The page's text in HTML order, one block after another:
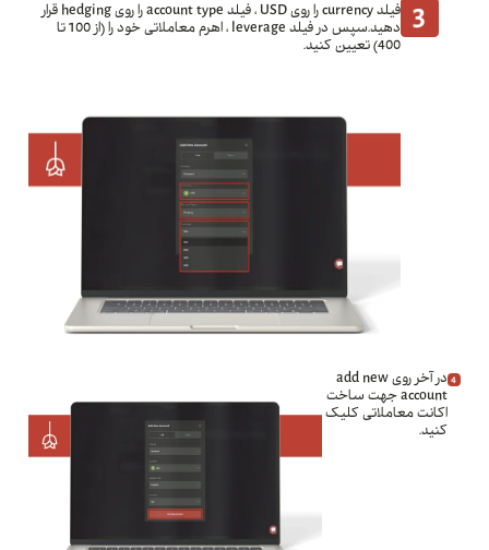
فیلد currency را روی USD ، فیلد account type را روی hedging قرار
دهید.سپس در فیلد leverage ، اهرم معاملاتی خود را (از 100 تا
400) تعیین کنید.
در آخر روی add new
account جهت ساخت
اکانت معاملاتی کلیک
کنید.